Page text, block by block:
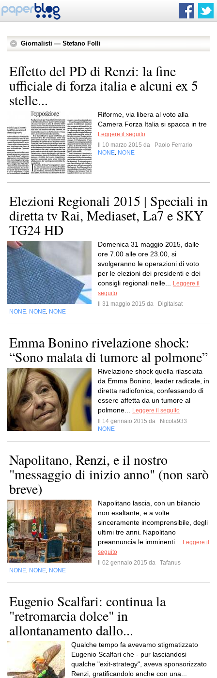
Giornalisti — Stefano Folli
Effetto del PD di Renzi: la fine
ufficiale di forza italia e alcuni ex 5
stelle...
Riforme, via libera al voto alla
Camera Forza Italia si spacca in tre
Leggere il seguito
Il 10 marzo 2015 da
Paolo Ferrario
NONE NONE
Elezioni Regionali 2015 | Speciali in
diretta tv Rai, Mediaset, La7 e SKY
TG24 HD
Domenica 31 maggio 2015, dalle
ore 7.00 alle ore 23.00, si
svolgeranno le operazioni di voto
per le elezioni dei presidenti e dei
consigli regionali nelle...
Leggere il
seguito
Il 31 maggio 2015 da
Digitalsat
NONE NONE NONE
Emma Bonino rivelazione shock:
“Sono malata di tumore al polmone”
Rivelazione shock quella rilasciata
da Emma Bonino, leader radicale, in
diretta radiofonica, confessando di
essere affetta da un tumore al
polmone...
Leggere il seguito
Il 14 gennaio 2015 da
Nicola933
NONE
Napolitano, Renzi, e il nostro
"messaggio di inizio anno" (non sarò
breve)
Napolitano lascia, con un bilancio
non esaltante, e a volte
sinceramente incomprensibile, degli
ultimi tre anni. Napolitano
preannuncia le imminenti...
Leggere il
seguito
Il 02 gennaio 2015 da
Tafanus
NONE NONE NONE
Eugenio Scalfari: continua la
"retromarcia dolce" in
allontanamento dallo...
Qualche tempo fa avevamo stigmatizzato
Eugenio Scalfari che - pur lasciandosi
qualche "exit-strategy", aveva sponsorizzato
Renzi, gratificandolo anche con una...